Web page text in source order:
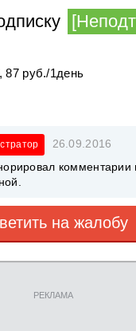
87 руб./1день
26.09.2016
комментарии
на жалобу
РЕКЛАМА